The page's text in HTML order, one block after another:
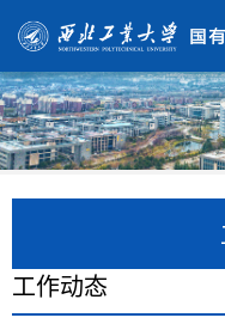
工作动态